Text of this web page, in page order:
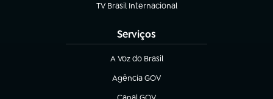
TV Brasil Internacional
(abre em nova aba)
Serviços
A Voz do Brasil
(abre em nova aba)
Agência GOV
(abre em nova aba)